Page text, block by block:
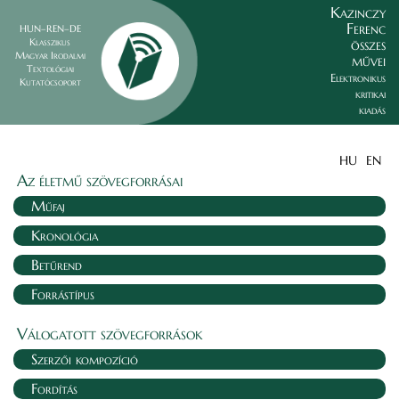
HUN–REN–DE
Klasszikus
Magyar Irodalmi
Textológiai
Kutatócsoport
Kazinczy
Ferenc
összes
művei
Elektronikus
kritikai
kiadás
HU EN
Az életmű szövegforrásai
Műfaj
Kronológia
Betűrend
Forrástípus
Válogatott szövegforrások
Szerzői kompozíció
Fordítás